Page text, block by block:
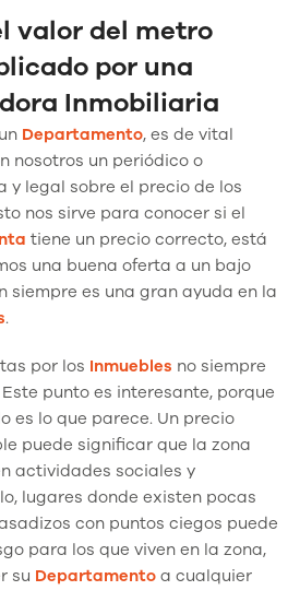
valor del metro
por una
Inmobiliaria
Departamento, es de vital
nosotros un periódico o
y legal sobre el precio de los
nos sirve para conocer si el
tiene un precio correcto, está
una buena oferta a un bajo
siempre es una gran ayuda en la
.
por los Inmuebles no siempre
punto es interesante, porque
es lo que parece. Un precio
puede significar que la zona
actividades sociales y
lugares donde existen pocas
con puntos ciegos puede
para los que viven en la zona,
su Departamento a cualquier